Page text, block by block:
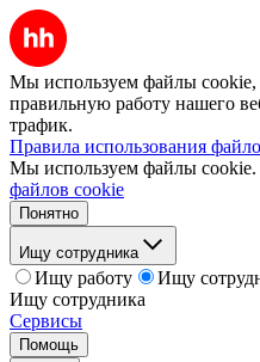
Мы используем файлы cookie,
правильную работу нашего
трафик.
Правила использования
Мы используем файлы cookie.
файлов cookie
Понятно
Ищу сотрудника
Ищу работу
Ищу
Ищу сотрудника
Сервисы
Помощь